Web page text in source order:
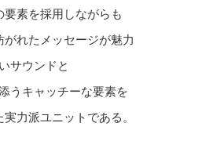
要素を採用しながらも
がれたメッセージが魅力
サウンドと
うキャッチーな要素を
力派ユニットである。